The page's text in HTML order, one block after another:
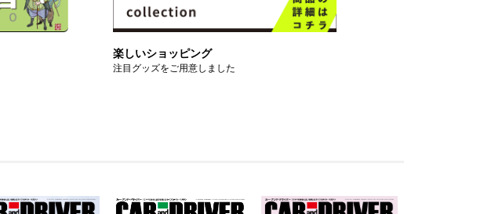
楽しいショッピング
注目グッズをご用意しました